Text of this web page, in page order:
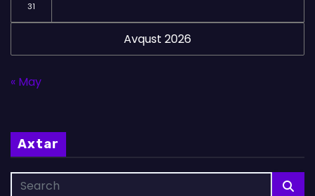
Avqust 2026
31
« May
Axtar